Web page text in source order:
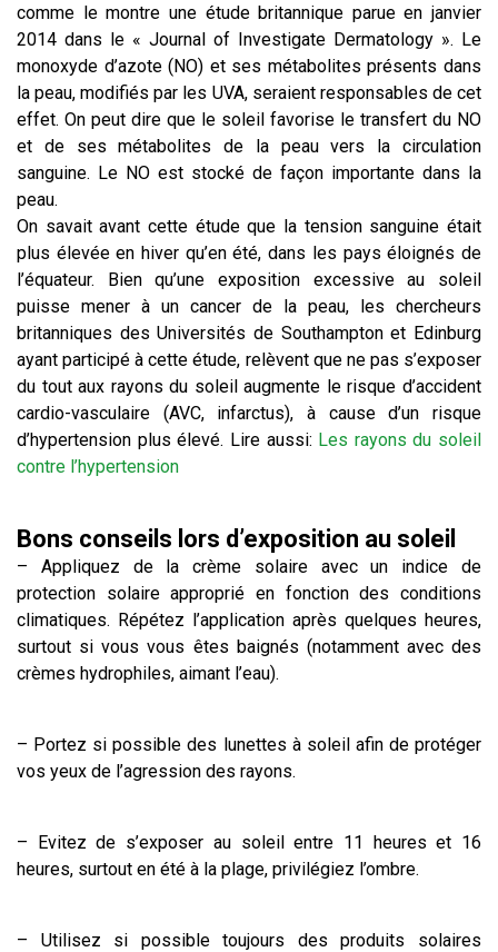
comme le montre une étude britannique parue en janvier
2014 dans le « Journal of Investigate Dermatology ». Le
monoxyde d’azote (NO) et ses métabolites présents dans
la peau, modifiés par les UVA, seraient responsables de cet
effet. On peut dire que le soleil favorise le transfert du NO
et de ses métabolites de la peau vers la circulation
sanguine. Le NO est stocké de façon importante dans la
peau.
On savait avant cette étude que la tension sanguine était
plus élevée en hiver qu’en été, dans les pays éloignés de
l’équateur. Bien qu’une exposition excessive au soleil
puisse mener à un cancer de la peau, les chercheurs
britanniques des Universités de Southampton et Edinburg
ayant participé à cette étude, relèvent que ne pas s’exposer
du tout aux rayons du soleil augmente le risque d’accident
cardio-vasculaire (AVC, infarctus), à cause d’un risque
d’hypertension plus élevé. Lire aussi: Les rayons du soleil
contre l’hypertension
Bons conseils lors d’exposition au soleil
– Appliquez de la crème solaire avec un indice de
protection solaire approprié en fonction des conditions
climatiques. Répétez l’application après quelques heures,
surtout si vous vous êtes baignés (notamment avec des
crèmes hydrophiles, aimant l’eau).
– Portez si possible des lunettes à soleil afin de protéger
vos yeux de l’agression des rayons.
– Evitez de s’exposer au soleil entre 11 heures et 16
heures, surtout en été à la plage, privilégiez l’ombre.
– Utilisez si possible toujours des produits solaires